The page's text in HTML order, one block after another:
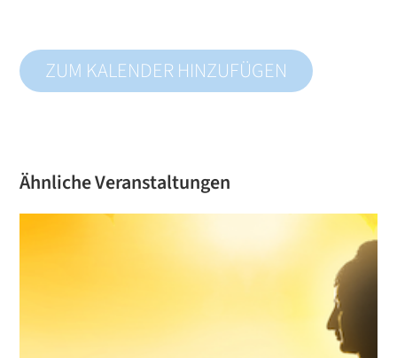
ZUM KALENDER HINZUFÜGEN
Ähnliche Veranstaltungen